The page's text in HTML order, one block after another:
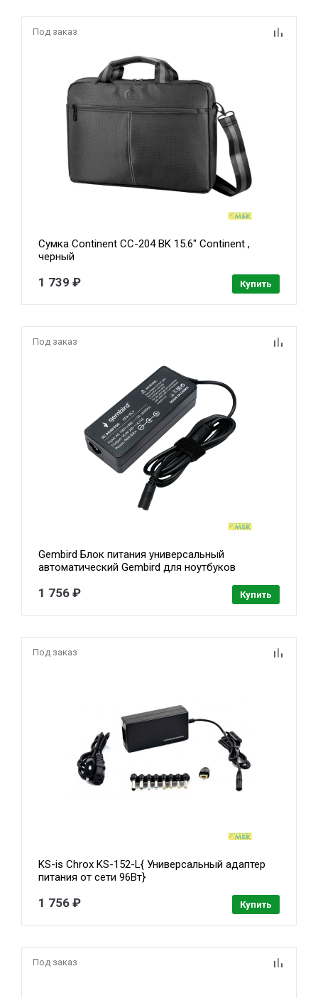
Под заказ
Сумка Continent CC-204 BK 15.6" Continent ,
черный
1 739 ₽ Купить
Под заказ
Gembird Блок питания универсальный
автоматический Gembird для ноутбуков
1 756 ₽ Купить
Под заказ
KS-is Chrox KS-152-L{ Универсальный адаптер
питания от сети 96Вт}
1 756 ₽ Купить
Под заказ